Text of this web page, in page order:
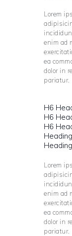
Lorem
enim ad
ea
dolor in
pariatur.
H6
H6
H6
Lorem
enim ad
ea
dolor in
pariatur.